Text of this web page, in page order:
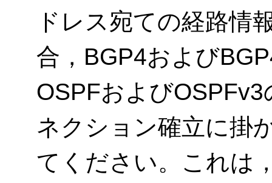
ドレス宛ての経路情
合，BGP4および
OSPFおよび
ネクション確立に掛
てください。これは